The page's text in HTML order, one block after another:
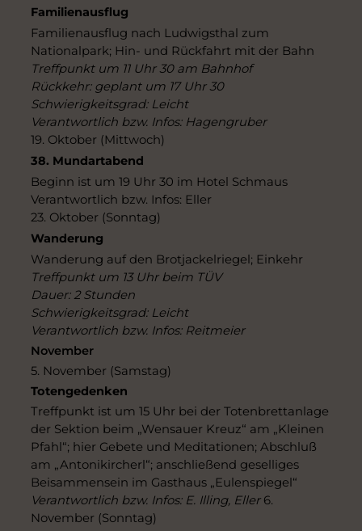
Familienausflug
Familienausflug nach Ludwigsthal zum
Nationalpark; Hin- und Rückfahrt mit der Bahn
Treffpunkt um 11 Uhr 30 am Bahnhof
Rückkehr: geplant um 17 Uhr 30
Schwierigkeitsgrad: Leicht
Verantwortlich bzw. Infos: Hagengruber
19. Oktober (Mittwoch)
38. Mundartabend
Beginn ist um 19 Uhr 30 im Hotel Schmaus
Verantwortlich bzw. Infos: Eller
23. Oktober (Sonntag)
Wanderung
Wanderung auf den Brotjackelriegel; Einkehr
Treffpunkt um 13 Uhr beim TÜV
Dauer: 2 Stunden
Schwierigkeitsgrad: Leicht
Verantwortlich bzw. Infos: Reitmeier
November
5. November (Samstag)
Totengedenken
Treffpunkt ist um 15 Uhr bei der Totenbrettanlage
der Sektion beim „Wensauer Kreuz“ am „Kleinen
Pfahl“; hier Gebete und Meditationen; Abschluß
am „Antonikircherl“; anschließend geselliges
Beisammensein im Gasthaus „Eulenspiegel“
Verantwortlich bzw. Infos: E. Illing, Eller6.
November (Sonntag)